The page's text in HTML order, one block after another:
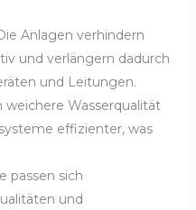
Anlagen verhindern
und verlängern dadurch
und Leitungen.
Wasserqualität
effizienter, was
passen sich
und